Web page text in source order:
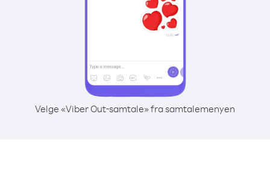
Velge «Viber Out-samtale» fra samtalemenyen